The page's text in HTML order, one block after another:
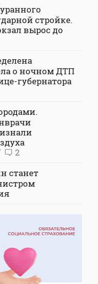
стройке.
вырос до
о ночном ДТП
губернатора
2
станет